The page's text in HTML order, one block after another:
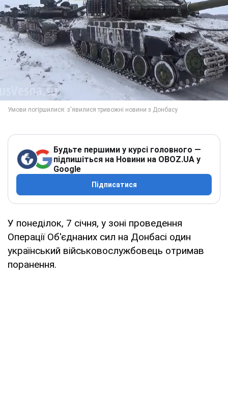
Будьте першими у курсі головного —
підпишіться на Новини на OBOZ.UA у
Google
Підписатися
У понеділок, 7 січня, у зоні проведення
Операції Об'єднаних сил на Донбасі один
український військовослужбовець отримав
поранення.